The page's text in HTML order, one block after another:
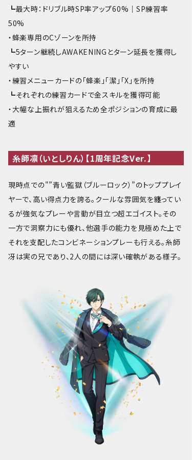
┗最大時：ドリブル時SP率アップ60%｜SP練習率
50%
・蜂楽専用のCゾーンを所持
┗5ターン継続しAWAKENINGとターン延長を獲得し
やすい
・練習メニューカードの「蜂楽」「潔」「X」を所持
┗それぞれの練習カードで金スキルを獲得可能
・大幅な上振れが狙えるため全ポジションの育成に最
適
糸師凛（いとしりん）【1周年記念Ver.】
現時点での"”青い監獄（ブルーロック）”のトッププレイ
ヤーで、高い得点力を誇る。クールな雰囲気を纏ってい
るが強気なプレーや言動が目立つ超エゴイスト。その
一方で洞察力にも優れ、他選手の能力を見極めた上で
それを支配したコンビネーションプレーも行える。糸師
冴は実の兄であり、2人の間には深い確執がある様子。